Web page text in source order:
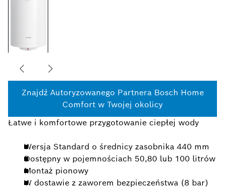
Znajdź Autoryzowanego Partnera Bosch Home
Comfort w Twojej okolicy
Łatwe i komfortowe przygotowanie ciepłej wody
Wersja Standard o średnicy zasobnika 440 mm
Dostępny w pojemnościach 50,80 lub 100 litrów
Montaż pionowy
W dostawie z zaworem bezpieczeństwa (8 bar)